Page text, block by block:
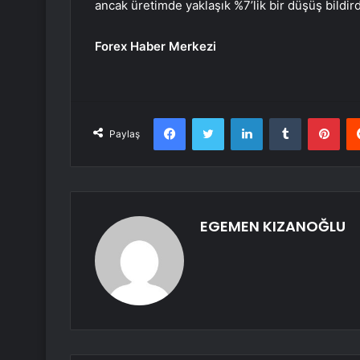
ancak üretimde yaklaşık %7’lik bir düşüş
Forex Haber Merkezi
Paylaş
FacebookTwitter LinkedInTumblr
EGEMEN KIZANOĞLU